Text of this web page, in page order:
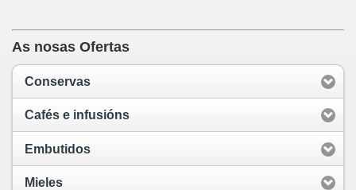
As nosas Ofertas
Conservas
Cafés e infusións
Embutidos
Mieles